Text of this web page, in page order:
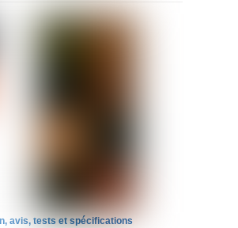
avis, tests et spécifications